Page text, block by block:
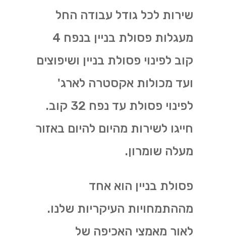
שירות לכל גודל עבודה החל
מעגלות פסולת בניין בנפח 4
קוב לפינוי פסולת בניין ושיפוצים
ועד מכולות אקסטרה לארג'
לפינוי פסולת עד נפח 32 קוב.
חייגו לשירות מהיום להיום באזור
מעלה שומרון.
פסולת בניין הוא אחד
מההתמחויות העיקריות שלנו.
לאור מאמצי האכיפה של